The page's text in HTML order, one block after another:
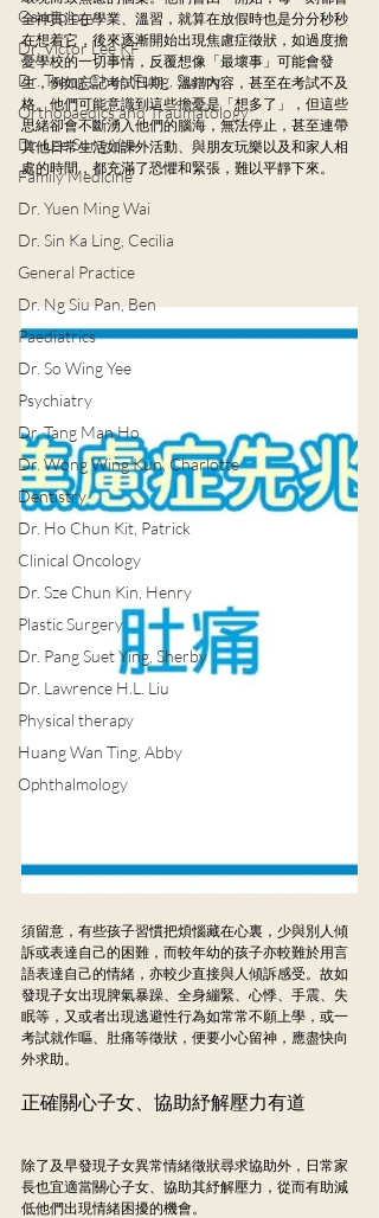
Cardiology
Dr. Victor Lee KF
Dr. Tsang Chun Fung, Sunny
Orthopaedics and Traumatology
Dr. Lee Sung Yee
Family Medicine
Dr. Yuen Ming Wai
Dr. Sin Ka Ling, Cecilia
General Practice
Dr. Ng Siu Pan, Ben
Paediatrics
Dr. So Wing Yee
Psychiatry
Dr. Tang Man Ho
Dr. Wong Wing Kun, Charlotte
Dentistry
Dr. Ho Chun Kit, Patrick
Clinical Oncology
Dr. Sze Chun Kin, Henry
Plastic Surgery
Dr. Pang Suet Ying, Sherby
Dr. Lawrence H.L. Liu
Physical therapy
Huang Wan Ting, Abby
Ophthalmology
全神貫注在學業、溫習，就算在放假時也是分分秒秒
在想着它，後來逐漸開始出現焦慮症徵狀，如過度擔
憂學校的一切事情，反覆想像「最壞事」可能會發
生，例如忘記考試日期、溫錯內容，甚至在考試不及
格。他們可能意識到這些擔憂是「想多了」，但這些
思緒卻會不斷湧入他們的腦海，無法停止，甚至連帶
其他日常生活如課外活動、與朋友玩樂以及和家人相
處的時間，都充滿了恐懼和緊張，難以平靜下來。
須留意，有些孩子習慣把煩惱藏在心裏，少與別人傾
訴或表達自己的困難，而較年幼的孩子亦較難於用言
語表達自己的情緒，亦較少直接與人傾訴感受。故如
發現子女出現脾氣暴躁、全身繃緊、心悸、手震、失
眠等，又或者出現逃避性行為如常常不願上學，或一
考試就作嘔、肚痛等徵狀，便要小心留神，應盡快向
外求助。
正確關心子女、協助紓解壓力有道
除了及早發現子女異常情緒徵狀尋求協助外，日常家
長也宜適當關心子女、協助其紓解壓力，從而有助減
低他們出現情緒困擾的機會。